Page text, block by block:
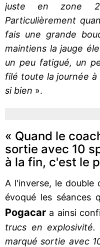
juste en zone 2
Particulièrement
fais une grande
maintiens la jauge
un peu fatigué, un
filé toute la journée
si bien ».
« Quand le
sortie avec 10
à la fin, c'est le
A l'inverse, le double
évoqué les séances
Pogacar a ainsi
trucs en
marqué sortie avec